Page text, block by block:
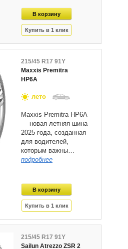
215/45 R17 91Y
Maxxis Premitra
HP6A
лето
Maxxis Premitra HP6A
— новая летняя шина
2025 года, созданная
для водителей,
которым важны…
подробнее
215/45 R17 91Y
Sailun Atrezzo ZSR 2